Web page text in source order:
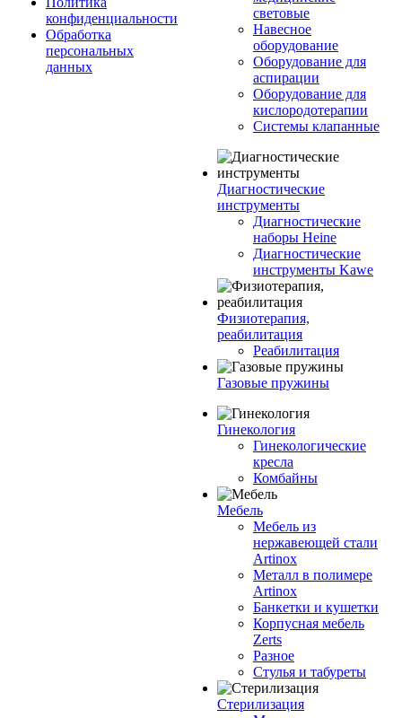
конфиденциальности
Обработка
персональных
данных
световые
Навесное
оборудование
Оборудование для
аспирации
Оборудование для
кислородотерапии
Системы клапанные
Диагностические
инструменты
Диагностические
наборы Heine
Диагностические
инструменты Kawe
Физиотерапия,
реабилитация
Реабилитация
Газовые пружины
Гинекология
Гинекологические
кресла
Комбайны
Мебель
Мебель из
нержавеющей стали
Artinox
Металл в полимере
Artinox
Банкетки и кушетки
Корпусная мебель
Zerts
Разное
Стулья и табуреты
Стерилизация